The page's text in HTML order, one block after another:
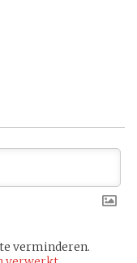
verminderen.